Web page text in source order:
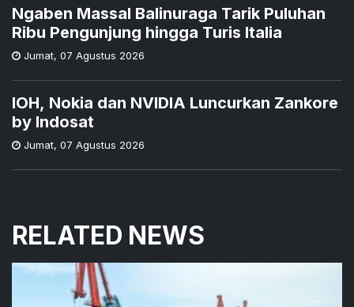
Ngaben Massal Balinuraga Tarik Puluhan
Ribu Pengunjung hingga Turis Italia
Jumat, 07 Agustus 2026
IOH, Nokia dan NVIDIA Luncurkan Zankore
by Indosat
Jumat, 07 Agustus 2026
RELATED NEWS